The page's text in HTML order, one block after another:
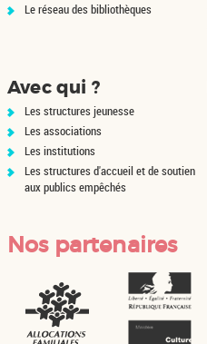
Le réseau des bibliothèques
Avec qui ?
Les structures jeunesse
Les associations
Les institutions
Les structures d'accueil et de soutien
aux publics empêchés
Nos partenaires